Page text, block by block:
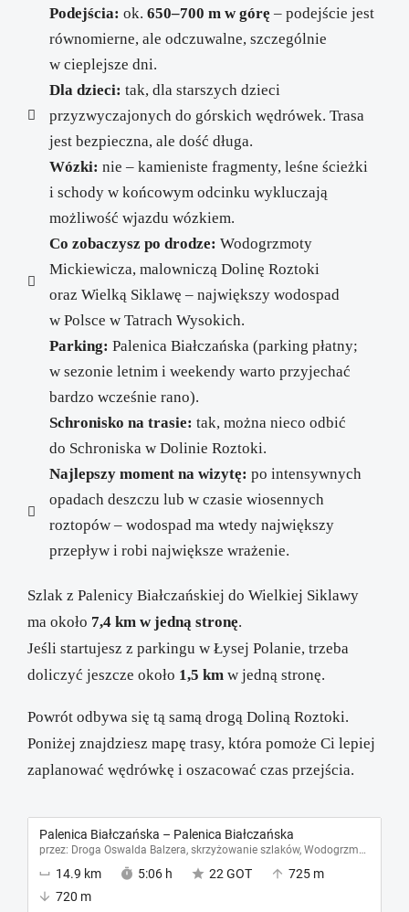
Podejścia: ok. 650–700 m w górę – podejście jest
równomierne, ale odczuwalne, szczególnie
w cieplejsze dni.
Dla dzieci: tak, dla starszych dzieci
przyzwyczajonych do górskich wędrówek. Trasa
jest bezpieczna, ale dość długa.
Wózki: nie – kamieniste fragmenty, leśne ścieżki
i schody w końcowym odcinku wykluczają
możliwość wjazdu wózkiem.
Co zobaczysz po drodze: Wodogrzmoty
Mickiewicza, malowniczą Dolinę Roztoki
oraz Wielką Siklawę – największy wodospad
w Polsce w Tatrach Wysokich.
Parking: Palenica Białczańska (parking płatny;
w sezonie letnim i weekendy warto przyjechać
bardzo wcześnie rano).
Schronisko na trasie: tak, można nieco odbić
do Schroniska w Dolinie Roztoki.
Najlepszy moment na wizytę: po intensywnych
opadach deszczu lub w czasie wiosennych
roztopów – wodospad ma wtedy największy
przepływ i robi największe wrażenie.
Szlak z Palenicy Białczańskiej do Wielkiej Siklawy
ma około 7,4 km w jedną stronę.
Jeśli startujesz z parkingu w Łysej Polanie, trzeba
doliczyć jeszcze około 1,5 km w jedną stronę.
Powrót odbywa się tą samą drogą Doliną Roztoki.
Poniżej znajdziesz mapę trasy, która pomoże Ci lepiej
zaplanować wędrówkę i oszacować czas przejścia.